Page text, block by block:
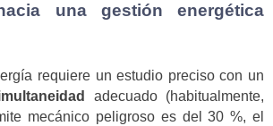
una gestión energética
requiere un estudio preciso con un
adecuado (habitualmente,
mecánico peligroso es del 30 %, el